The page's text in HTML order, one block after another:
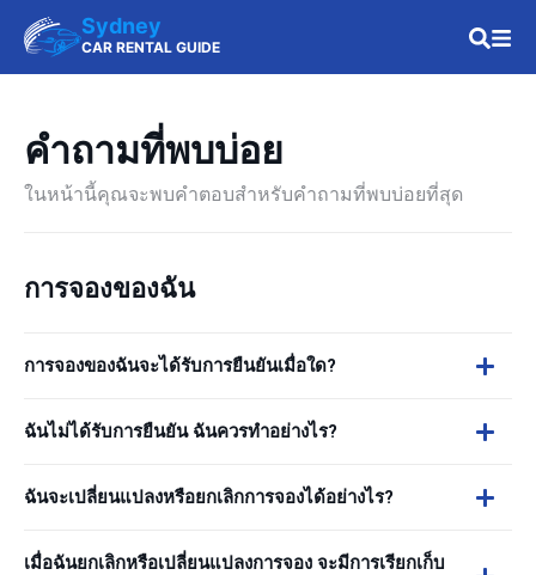
Sydney
CAR RENTAL GUIDE
คำถามที่พบบ่อย
ในหน้านี้คุณจะพบคำตอบสำหรับคำถามที่พบบ่อยที่สุด
การจองของฉัน
การจองของฉันจะได้รับการยืนยันเมื่อใด?
ฉันไม่ได้รับการยืนยัน ฉันควรทำอย่างไร?
ฉันจะเปลี่ยนแปลงหรือยกเลิกการจองได้อย่างไร?
เมื่อฉันยกเลิกหรือเปลี่ยนแปลงการจอง จะมีการเรียกเก็บ